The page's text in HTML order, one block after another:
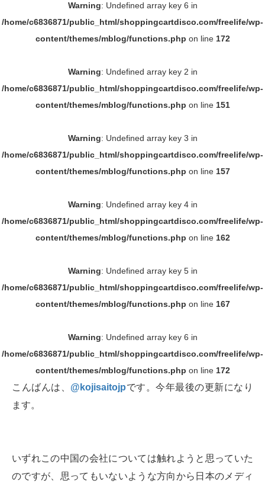
Warning: Undefined array key 6 in
/home/c6836871/public_html/shoppingcartdisco.com/freelife/wp-
content/themes/mblog/functions.php on line 172
Warning: Undefined array key 2 in
/home/c6836871/public_html/shoppingcartdisco.com/freelife/wp-
content/themes/mblog/functions.php on line 151
Warning: Undefined array key 3 in
/home/c6836871/public_html/shoppingcartdisco.com/freelife/wp-
content/themes/mblog/functions.php on line 157
Warning: Undefined array key 4 in
/home/c6836871/public_html/shoppingcartdisco.com/freelife/wp-
content/themes/mblog/functions.php on line 162
Warning: Undefined array key 5 in
/home/c6836871/public_html/shoppingcartdisco.com/freelife/wp-
content/themes/mblog/functions.php on line 167
Warning: Undefined array key 6 in
/home/c6836871/public_html/shoppingcartdisco.com/freelife/wp-
content/themes/mblog/functions.php on line 172
こんばんは、 @kojisaitojpです。今年最後の更新になり
ます。
いずれこの中国の会社については触れようと思っていた
のですが、思ってもいないような方向から日本のメディ